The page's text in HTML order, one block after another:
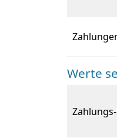
Werte